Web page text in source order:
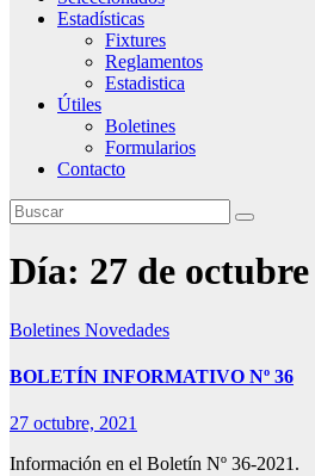
Estadísticas
Fixtures
Reglamentos
Estadistica
Útiles
Boletines
Formularios
Contacto
Día: 27 de
Boletines Novedades
BOLETÍN INFORMATIVO Nº 36
27 octubre, 2021
Información en el Boletín Nº 36-2021.